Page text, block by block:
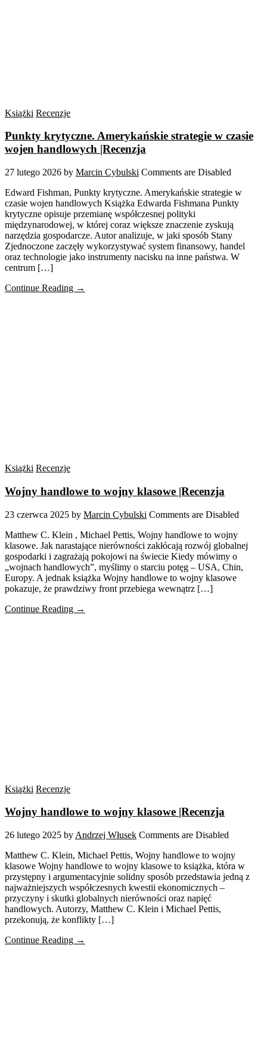
Książki Recenzje
Punkty krytyczne. Amerykańskie strategie w czasie
wojen handlowych |Recenzja
27 lutego 2026 by Marcin Cybulski Comments are Disabled
Edward Fishman, Punkty krytyczne. Amerykańskie strategie w
czasie wojen handlowych Książka Edwarda Fishmana Punkty
krytyczne opisuje przemianę współczesnej polityki
międzynarodowej, w której coraz większe znaczenie zyskują
narzędzia gospodarcze. Autor analizuje, w jaki sposób Stany
Zjednoczone zaczęły wykorzystywać system finansowy, handel
oraz technologie jako instrumenty nacisku na inne państwa. W
centrum […]
Continue Reading →
Książki Recenzje
Wojny handlowe to wojny klasowe |Recenzja
23 czerwca 2025 by Marcin Cybulski Comments are Disabled
Matthew C. Klein , Michael Pettis, Wojny handlowe to wojny
klasowe. Jak narastające nierówności zakłócają rozwój globalnej
gospodarki i zagrażają pokojowi na świecie Kiedy mówimy o
„wojnach handlowych”, myślimy o starciu potęg – USA, Chin,
Europy. A jednak książka Wojny handlowe to wojny klasowe
pokazuje, że prawdziwy front przebiega wewnątrz […]
Continue Reading →
Książki Recenzje
Wojny handlowe to wojny klasowe |Recenzja
26 lutego 2025 by Andrzej Włusek Comments are Disabled
Matthew C. Klein, Michael Pettis, Wojny handlowe to wojny
klasowe Wojny handlowe to wojny klasowe to książka, która w
przystępny i argumentacyjnie solidny sposób przedstawia jedną z
najważniejszych współczesnych kwestii ekonomicznych –
przyczyny i skutki globalnych nierówności oraz napięć
handlowych. Autorzy, Matthew C. Klein i Michael Pettis,
przekonują, że konflikty […]
Continue Reading →